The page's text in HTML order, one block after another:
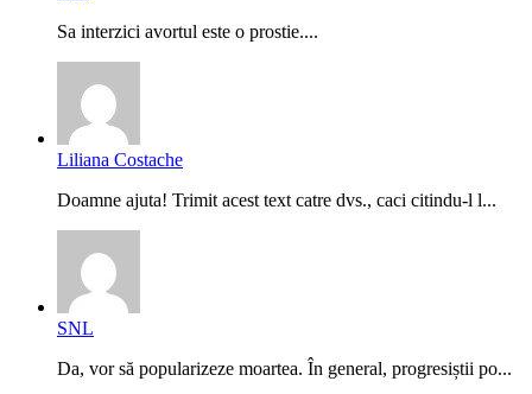
Sa interzici avortul este o prostie....
Liliana Costache
Doamne ajuta! Trimit acest text catre dvs., caci citindu-l l...
SNL
Da, vor să popularizeze moartea. În general, progresiștii po...